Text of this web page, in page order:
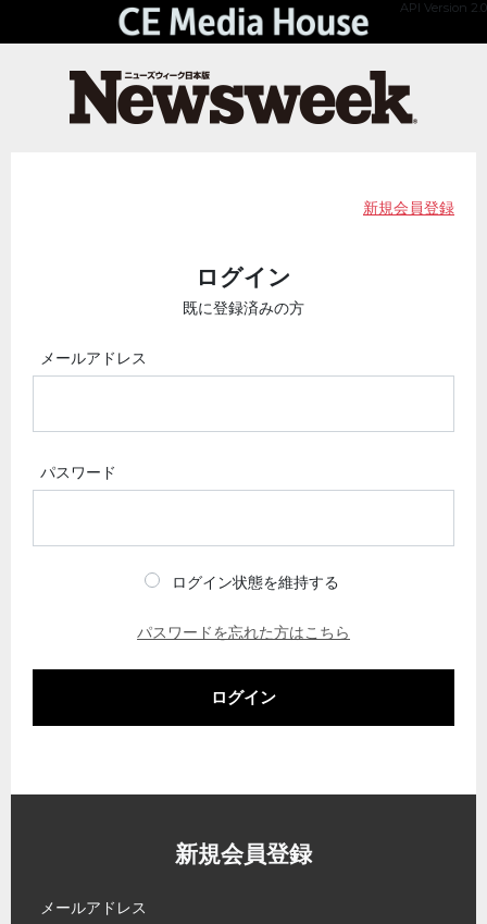
API Version 2.0
新規会員登録
ログイン
既に登録済みの方
メールアドレス
パスワード
ログイン状態を維持する
パスワードを忘れた方はこちら
ログイン
新規会員登録
メールアドレス